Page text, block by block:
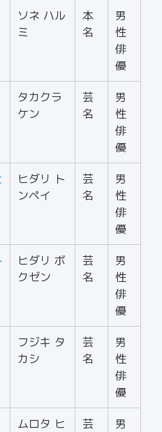
ソネ ハル
ミ
本
名
男
性
俳
優
タカクラ
ケン
芸
名
男
性
俳
優
ヒダリ ト
ンペイ
芸
名
男
性
俳
優
ヒダリ ボ
クゼン
芸
名
男
性
俳
優
フジキ タ
カシ
芸
名
男
性
俳
優
ムロタ ヒ
芸
男